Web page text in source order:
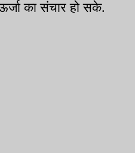
का संचार हो सके.